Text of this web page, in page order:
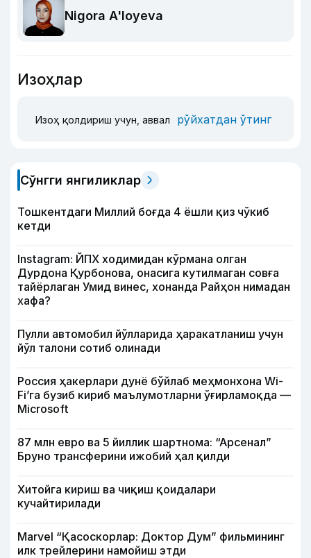
Nigora A'loyeva
Изоҳлар
Изоҳ қолдириш учун, аввал рўйхатдан ўтинг
Сўнгги янгиликлар
Тошкентдаги Миллий боғда 4 ёшли қиз чўкиб
кетди
Instagram: ЙПХ ходимидан кўрмана олган
Дурдона Қурбонова, онасига кутилмаган совға
тайёрлаган Умид винес, хонанда Райҳон нимадан
хафа?
Пулли автомобил йўлларида ҳаракатланиш учун
йўл талони сотиб олинади
Россия ҳакерлари дунё бўйлаб меҳмонхона Wi-
Fi’га бузиб кириб маълумотларни ўғирламоқда —
Microsoft
87 млн евро ва 5 йиллик шартнома: “Арсенал”
Бруно трансферини ижобий ҳал қилди
Хитойга кириш ва чиқиш қоидалари
кучайтирилади
Marvel “Қасоскорлар: Доктор Дум” фильмининг
илк трейлерини намойиш этди